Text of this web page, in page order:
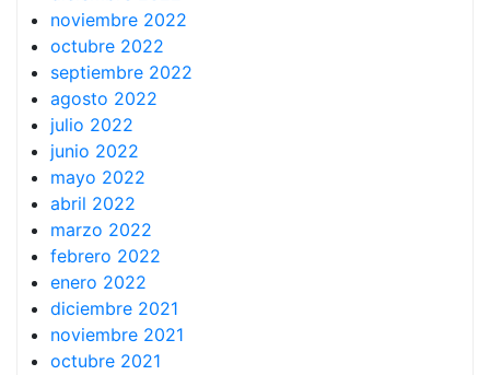
noviembre 2022
octubre 2022
septiembre 2022
agosto 2022
julio 2022
junio 2022
mayo 2022
abril 2022
marzo 2022
febrero 2022
enero 2022
diciembre 2021
noviembre 2021
octubre 2021